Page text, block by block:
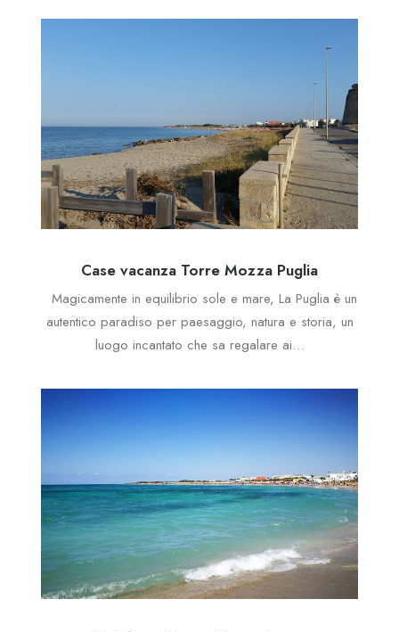
Case vacanza Torre Mozza Puglia
Magicamente in equilibrio sole e mare, La Puglia è un
autentico paradiso per paesaggio, natura e storia, un
luogo incantato che sa regalare ai…